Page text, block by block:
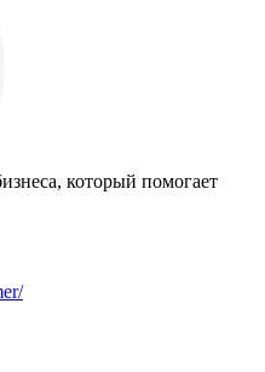
который помогает